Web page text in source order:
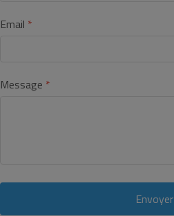
Email
Message
Envoyer